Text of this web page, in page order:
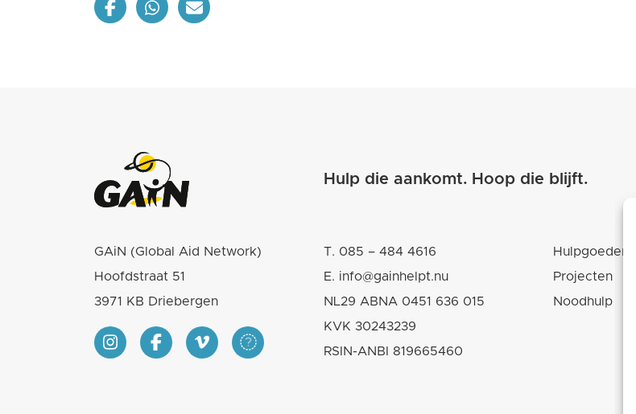
Hulp die aankomt. Hoop die blijft.
GAiN (Global Aid Network)
Hoofdstraat 51
3971 KB Driebergen
T. 085 – 484 4616
E. info@gainhelpt.nu
NL29 ABNA 0451 636 015
KVK 30243239
RSIN-ANBI 819665460
Hulpgoederen
Projecten
Noodhulp